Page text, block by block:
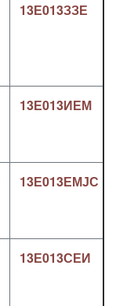
13Е013ЗЗЕ
13Е013ИЕМ
13Е013ЕМЈС
13Е013СЕИ